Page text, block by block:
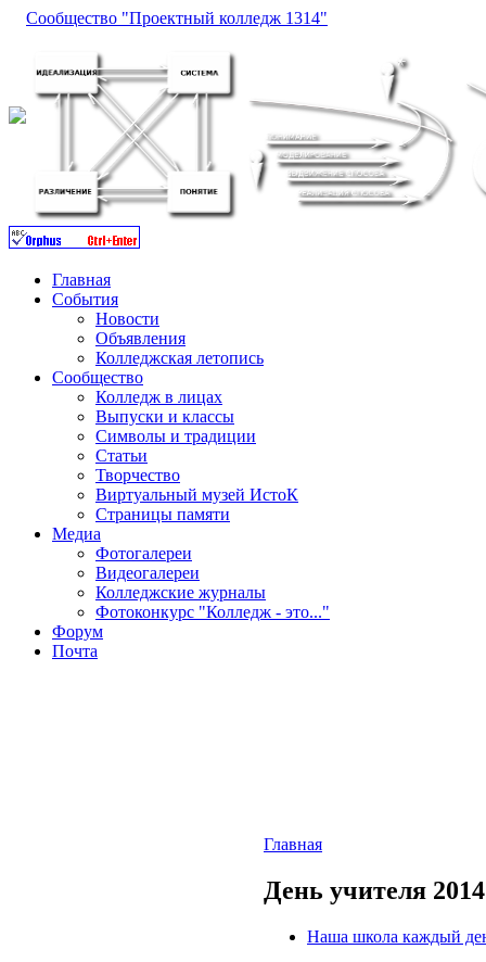
Сообщество "Проектный колледж 1314"
Главная
События
Новости
Объявления
Колледжская летопись
Сообщество
Колледж в лицах
Выпуски и классы
Символы и традиции
Статьи
Творчество
Виртуальный музей ИстоК
Страницы памяти
Медиа
Фотогалереи
Видеогалереи
Колледжские журналы
Фотоконкурс "Колледж - это..."
Форум
Почта
Главная
День учителя 2014
Наша школа каждый